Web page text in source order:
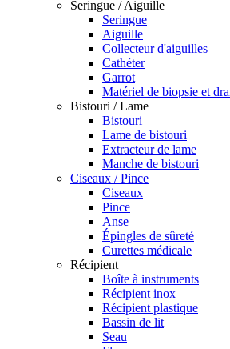
Seringue / Aiguille
Seringue
Aiguille
Collecteur d'aiguilles
Cathéter
Garrot
Matériel de biopsie et
Bistouri / Lame
Bistouri
Lame de bistouri
Extracteur de lame
Manche de bistouri
Ciseaux / Pince
Ciseaux
Pince
Anse
Épingles de sûreté
Curettes médicale
Récipient
Boîte à instruments
Récipient inox
Récipient plastique
Bassin de lit
Seau